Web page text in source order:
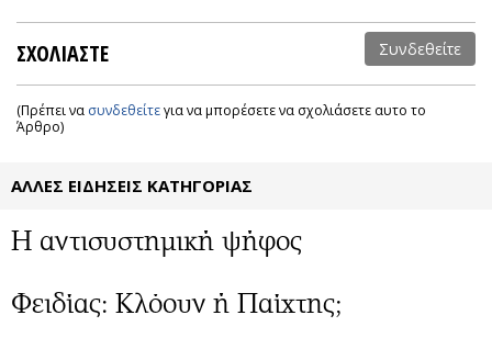
ΣΧΟΛΙΑΣΤΕ Συνδεθείτε
(Πρέπει να συνδεθείτεγια να μπορέσετε να σχολιάσετε αυτο το
Άρθρο)
ΑΛΛΕΣ ΕΙΔΗΣΕΙΣ ΚΑΤΗΓΟΡΙΑΣ
Η αντισυστημική ψήφος
Φειδίας: Κλόουν ή Παίχτης;